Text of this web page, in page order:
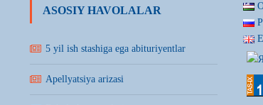
ASOSIY HAVOLALAR
5 yil ish stashiga ega abituriyentlar
Apellyatsiya arizasi